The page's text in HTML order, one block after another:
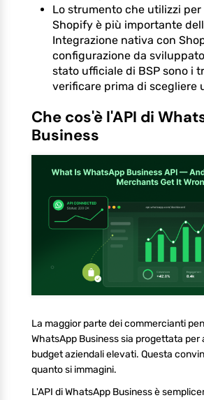
Lo strumento che utilizzi per
Shopify è più importante
Integrazione nativa con
configurazione da
stato ufficiale di BSP sono i
verificare prima di scegliere
Che cos'è l'API di
Business
La maggior parte dei commercianti
WhatsApp Business sia progettata per
budget aziendali elevati. Questa
quanto si immagini.
L'API di WhatsApp Business è